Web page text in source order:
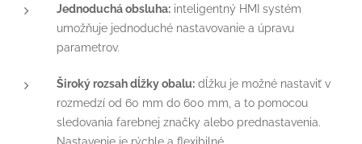
Jednoduchá obsluha: inteligentný HMI systém
umožňuje jednoduché nastavovanie a úpravu
parametrov.
Široký rozsah dĺžky obalu: dĺžku je možné nastaviť v
rozmedzí od 60 mm do 600 mm, a to pomocou
sledovania farebnej značky alebo prednastavenia.
Nastavenie je rýchle a flexibilné.